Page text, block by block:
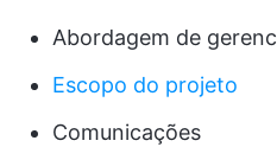
Abordagem de
Escopo do projeto
Comunicações